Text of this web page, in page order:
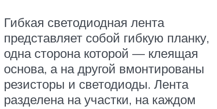
Гибкая светодиодная лента
представляет собой гибкую планку,
одна сторона которой — клеящая
основа, а на другой вмонтированы
резисторы и светодиоды. Лента
разделена на участки, на каждом